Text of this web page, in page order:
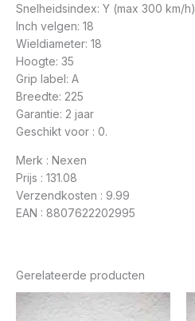
Snelheidsindex: Y (max 300 km/h)
Inch velgen: 18
Wieldiameter: 18
Hoogte: 35
Grip label: A
Breedte: 225
Garantie: 2 jaar
Geschikt voor : 0.
Merk : Nexen
Prijs : 131.08
Verzendkosten : 9.99
EAN : 8807622202995
Gerelateerde producten